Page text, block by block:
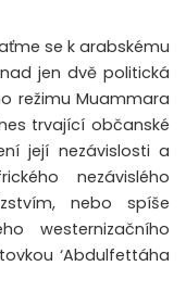
se k arabskému
jen dvě politická
režimu Muammara
trvající občanské
její nezávislosti a
nezávislého
nebo spíše
westernizačního
‘Abdulfettáha